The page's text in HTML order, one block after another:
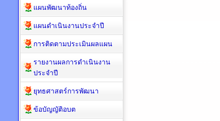
แผนพัฒนาท้องถิ่น
แผนดำเนินงานประจำปี
การติดตามประเมินผลแผน
รายงานผลการดำเนินงาน
ประจำปี
ยุทธศาสตร์การพัฒนา
ข้อบัญญัติอบต